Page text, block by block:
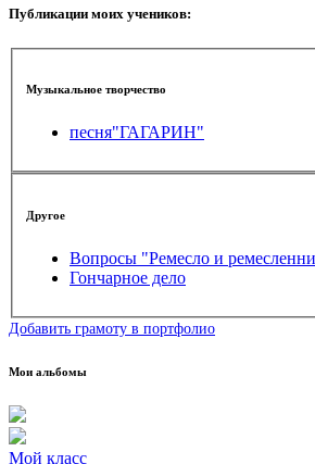
Публикации моих учеников:
Музыкальное творчество
песня"ГАГАРИН"
Другое
Вопросы "Ремесло и
Гончарное дело
Добавить грамоту в портфолио
Мои альбомы
Мой класс